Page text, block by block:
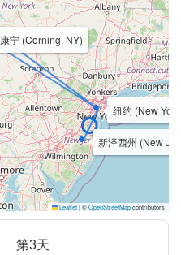
纽约 (New
新泽西州 (New
康宁 (Corning, NY)
Leaflet|©OpenStreetMapcontributors
第3天